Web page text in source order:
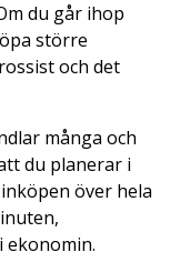
du går ihop
större
och det
många och
du planerar i
över hela
ekonomin.